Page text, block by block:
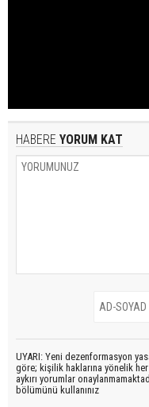
HABERE YORUM KAT
UYARI: Yeni dezenformasyon
göre; kişilik haklarına yönelik
aykırı yorumlar
bölümünü kullanınız